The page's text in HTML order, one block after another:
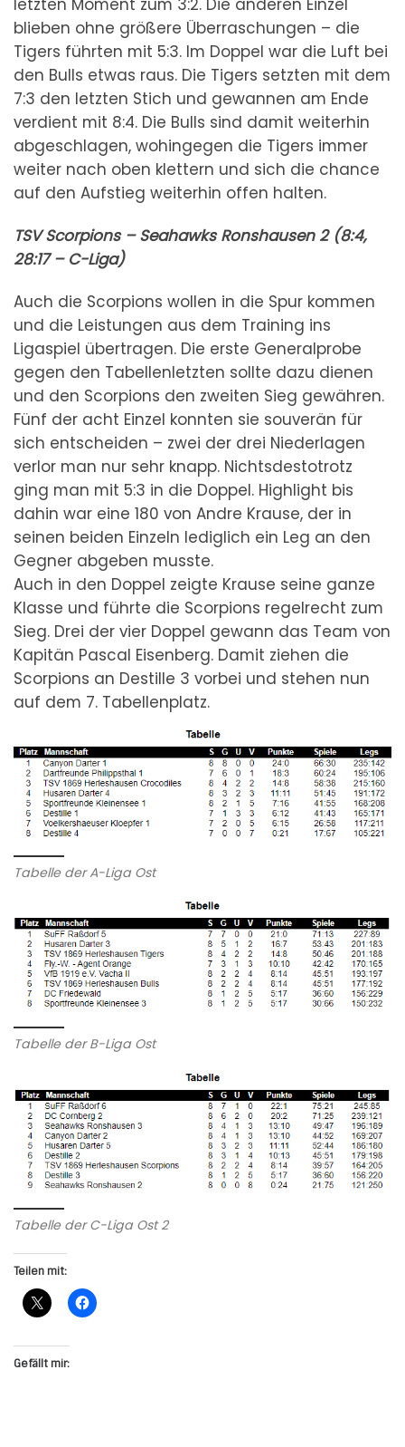
letzten Moment zum 3:2. Die anderen Einzel
blieben ohne größere Überraschungen – die
Tigers führten mit 5:3. Im Doppel war die Luft bei
den Bulls etwas raus. Die Tigers setzten mit dem
7:3 den letzten Stich und gewannen am Ende
verdient mit 8:4. Die Bulls sind damit weiterhin
abgeschlagen, wohingegen die Tigers immer
weiter nach oben klettern und sich die chance
auf den Aufstieg weiterhin offen halten.
TSV Scorpions – Seahawks Ronshausen 2 (8:4,
28:17 – C-Liga)
Auch die Scorpions wollen in die Spur kommen
und die Leistungen aus dem Training ins
Ligaspiel übertragen. Die erste Generalprobe
gegen den Tabellenletzten sollte dazu dienen
und den Scorpions den zweiten Sieg gewähren.
Fünf der acht Einzel konnten sie souverän für
sich entscheiden – zwei der drei Niederlagen
verlor man nur sehr knapp. Nichtsdestotrotz
ging man mit 5:3 in die Doppel. Highlight bis
dahin war eine 180 von Andre Krause, der in
seinen beiden Einzeln lediglich ein Leg an den
Gegner abgeben musste.
Auch in den Doppel zeigte Krause seine ganze
Klasse und führte die Scorpions regelrecht zum
Sieg. Drei der vier Doppel gewann das Team von
Kapitän Pascal Eisenberg. Damit ziehen die
Scorpions an Destille 3 vorbei und stehen nun
auf dem 7. Tabellenplatz.
Tabelle der A-Liga Ost
Tabelle der B-Liga Ost
Tabelle der C-Liga Ost 2
Teilen mit:
Gefällt mir: